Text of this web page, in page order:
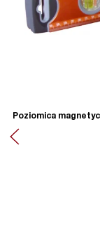
Poziomica